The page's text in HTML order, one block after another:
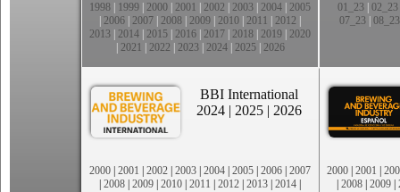
1998 1999 2000 2001 2002 2003 2004 2005
2006 2007 2008 2009 2010 2011 2012
2013 2014 2015 2016 2017 2018 2019 2020
2021 2022 2023| 2024| 2025| 2026
01_23| 02_23
07_23 08_23
BBI International
2024 | 2025 | 2026
2000 | 2001 | 2002 | 2003 | 2004 | 2005 | 2006 | 2007
| 2008 | 2009 | 2010 | 2011 | 2012 | 2013 | 2014 |
2000 | 2001 |
| 2008 | 2009 |